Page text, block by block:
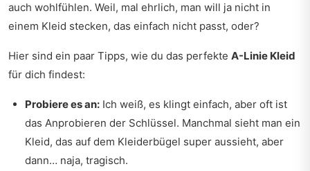
auch wohlfühlen. Weil, mal ehrlich, man will ja nicht in
einem Kleid stecken, das einfach nicht passt, oder?
Hier sind ein paar Tipps, wie du das perfekte A-Linie Kleid
für dich findest:
Probiere es an: Ich weiß, es klingt einfach, aber oft ist
das Anprobieren der Schlüssel. Manchmal sieht man ein
Kleid, das auf dem Kleiderbügel super aussieht, aber
dann… naja, tragisch.